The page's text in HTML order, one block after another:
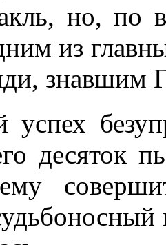
но, по
из
знавшим
десяток